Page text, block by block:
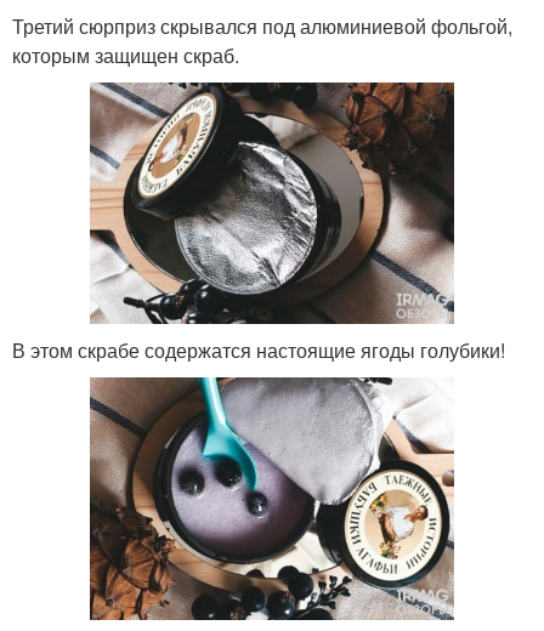
Третий сюрприз скрывался под алюминиевой фольгой,
которым защищен скраб.
В этом скрабе содержатся настоящие ягоды голубики!